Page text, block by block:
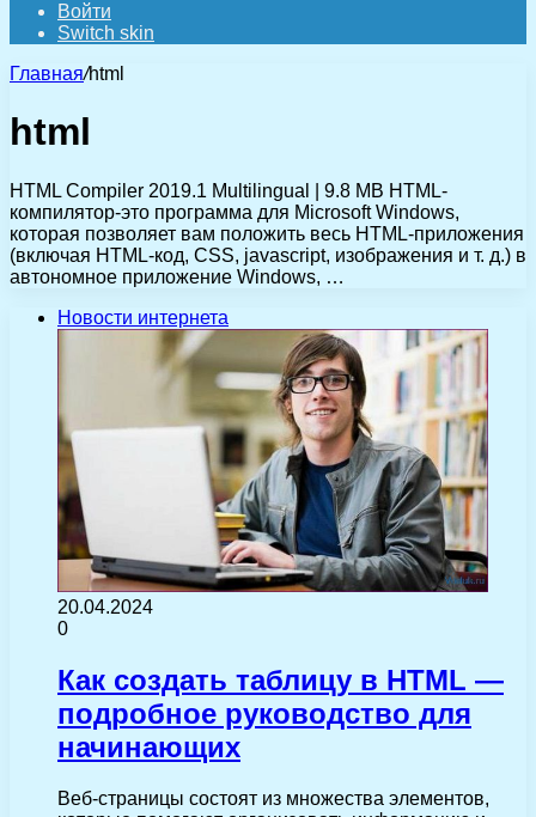
Войти
Switch skin
Главная/html
html
HTML Compiler 2019.1 Multilingual | 9.8 MB HTML-
компилятор-это программа для Microsoft Windows,
которая позволяет вам положить весь HTML-приложения
(включая HTML-код, CSS, jаvascript, изображения и т. д.) в
автономное приложение Windows, …
Новости интернета
20.04.2024
0
Как создать таблицу в HTML —
подробное руководство для
начинающих
Веб-страницы состоят из множества элементов,